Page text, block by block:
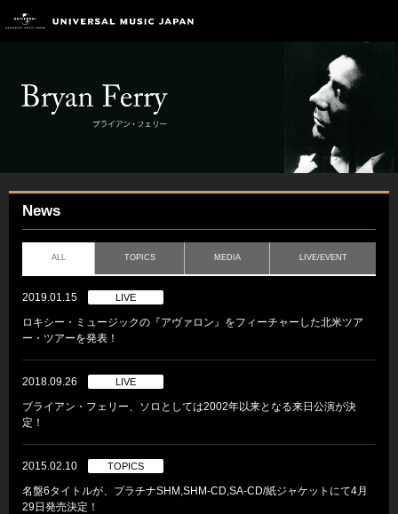
News
ALL TOPICS MEDIA LIVE/EVENT
2019.01.15 LIVE
ロキシー・ミュージックの『アヴァロン』をフィーチャーした北米ツア
ー・ツアーを発表！
2018.09.26 LIVE
ブライアン・フェリー、ソロとしては2002年以来となる来日公演が決
定！
2015.02.10 TOPICS
名盤6タイトルが、プラチナSHM,SHM-CD,SA-CD/紙ジャケットにて4月
29日発売決定！